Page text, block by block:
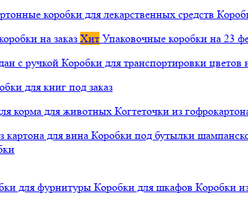
коробки для лекарственных средств
на заказ Хит Упаковочные коробки на 23
с ручкой Коробки для транспортировки цветов
для книг под заказ
корма для животных Когтеточки из
картона для вина Коробки под бутылки
для фурнитуры Коробки для шкафов Коробки